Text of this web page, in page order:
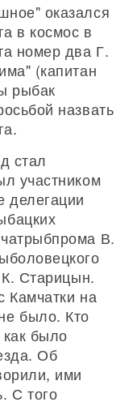
оказался
в космос в
номер два Г.
(капитан
рыбак
назвать
стал
участником
делегации
В.
Старицын.
Камчатки на
было. Кто
как было
Об
ими
С того